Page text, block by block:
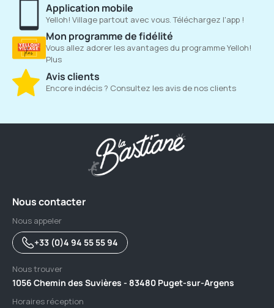
Application mobile
Yelloh! Village partout avec vous. Téléchargez l'app !
Mon programme de fidélité
Vous allez adorer les avantages du programme Yelloh!
Plus
Avis clients
Encore indécis ? Consultez les avis de nos clients
Nous contacter
Nous appeler
+33 (0)4 94 55 55 94
Nous trouver
1056 Chemin des Suvières - 83480 Puget-sur-Argens
Horaires réception